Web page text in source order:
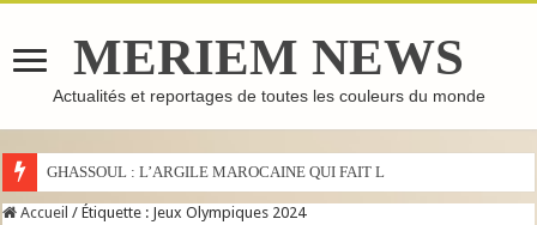
MERIEM NEWS
Actualités et reportages de toutes les couleurs du monde
GHASSOUL : L’ARGILE MAROCAINE QUI FAIT LE TOUR DU
Accueil / Étiquette : Jeux Olympiques 2024